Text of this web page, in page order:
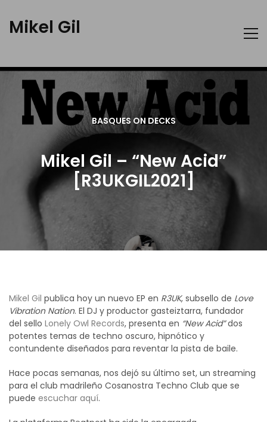
Mikel Gil
BASQUES ON DECKS
Mikel Gil – “New Acid”
[R3UKGIL2021]
Mikel Gil publica hoy un nuevo EP en R3UK, subsello de Love
Vibration Nation. El DJ y productor gasteiztarra, fundador
del sello Lonely Owl Records, presenta en “New Acid”dos
potentes temas de techno oscuro, hipnótico y
contundente diseñados para reventar la pista de baile.
Hace pocas semanas, nos dejó su último set, un streaming
para el club madrileño Cosanostra Techno Club que se
puede escuchar aquí.